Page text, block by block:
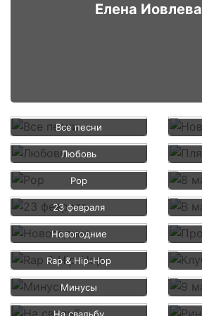
Елена Иовлева
Все песни
Любовь
Pop
23 февраля
Новогодние
Rap & Hip-Hop
Минусы